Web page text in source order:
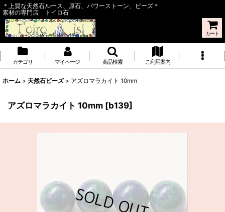
＊上質な天然石ルース、原石、パワーストーン、ビーズ＊
素材の専門店 トイロ石
カート
カテゴリ マイページ 商品検索 ご利用案内
ホーム > 天然石ビーズ > アズロマラカイト 10mm
アズロマラカイト 10mm [b139]